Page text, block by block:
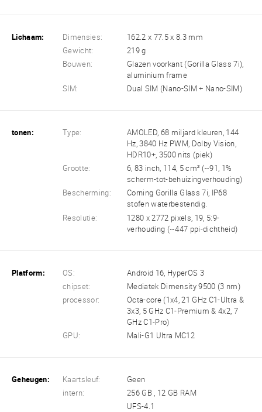
Lichaam: Dimensies:
162.2 x 77.5 x 8.3 mm
Gewicht:
219 g
Bouwen:
Glazen voorkant (Gorilla Glass 7i),
aluminium frame
SIM:
Dual SIM (Nano-SIM + Nano-SIM)
tonen: Type:
AMOLED, 68 miljard kleuren, 144
Hz, 3840 Hz PWM, Dolby Vision,
HDR10+, 3500 nits (piek)
Grootte:
6, 83 inch, 114, 5 cm² (~91, 1%
scherm-tot-behuizingverhouding)
Bescherming:
Corning Gorilla Glass 7i, IP68
stofen waterbestendig.
Resolutie:
1280 x 2772 pixels, 19, 5:9-
verhouding (~447 ppi-dichtheid)
Platform: OS:
Android 16, HyperOS 3
chipset:
Mediatek Dimensity 9500 (3 nm)
processor:
Octa-core (1x4, 21 GHz C1-Ultra &
3x3, 5 GHz C1-Premium & 4x2, 7
GHz C1-Pro)
GPU:
Mali-G1 Ultra MC12
Geheugen: Kaartsleuf:
Geen
intern:
256 GB , 12 GB RAM
UFS-4.1